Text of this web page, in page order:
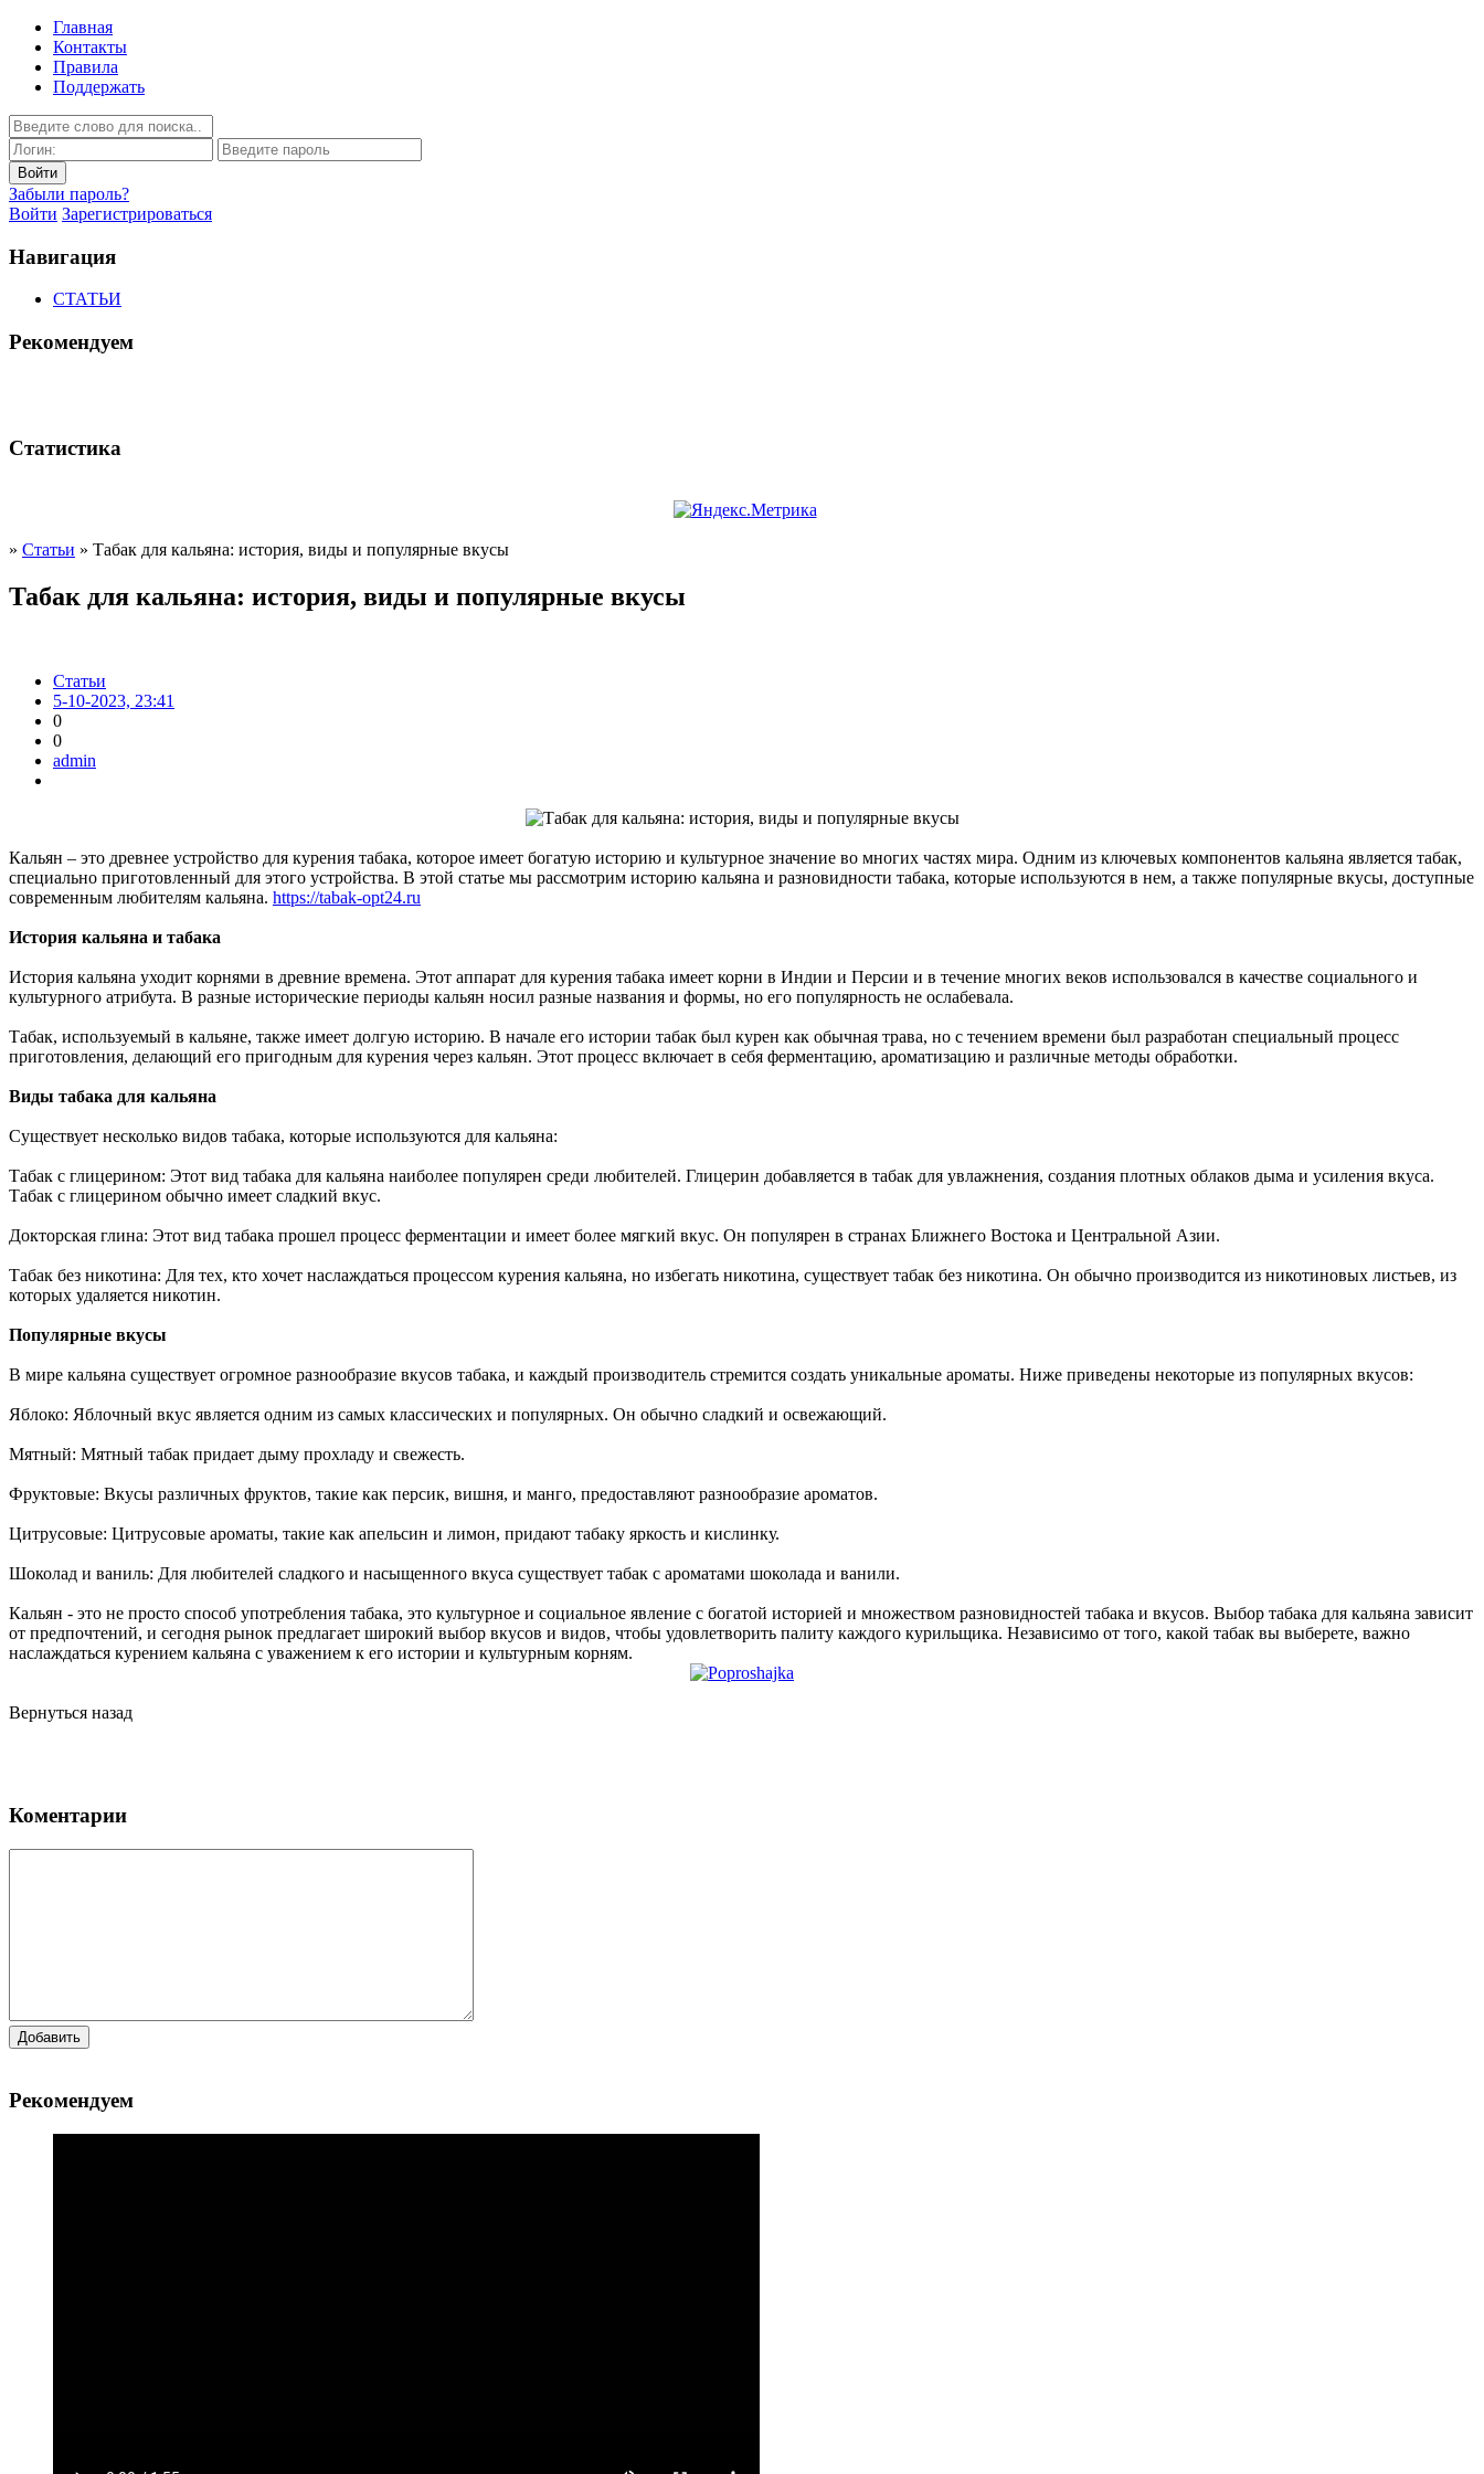
Главная
Контакты
Правила
Поддержать
Забыли пароль?
Войти Зарегистрироваться
Навигация
СТАТЬИ
Рекомендуем
Статистика
» Статьи » Табак для кальяна: история, виды и популярные вкусы
Табак для кальяна: история, виды и популярные вкусы
Статьи
5-10-2023, 23:41
0
0
admin
Кальян – это древнее устройство для курения табака, которое имеет богатую историю и культурное значение во многих частях мира. Одним из ключевых компонентов кальяна является табак,
специально приготовленный для этого устройства. В этой статье мы рассмотрим историю кальяна и разновидности табака, которые используются в нем, а также популярные вкусы, доступные
современным любителям кальяна. https://tabak-opt24.ru
История кальяна и табака
История кальяна уходит корнями в древние времена. Этот аппарат для курения табака имеет корни в Индии и Персии и в течение многих веков использовался в качестве социального и
культурного атрибута. В разные исторические периоды кальян носил разные названия и формы, но его популярность не ослабевала.
Табак, используемый в кальяне, также имеет долгую историю. В начале его истории табак был курен как обычная трава, но с течением времени был разработан специальный процесс
приготовления, делающий его пригодным для курения через кальян. Этот процесс включает в себя ферментацию, ароматизацию и различные методы обработки.
Виды табака для кальяна
Существует несколько видов табака, которые используются для кальяна:
Табак с глицерином: Этот вид табака для кальяна наиболее популярен среди любителей. Глицерин добавляется в табак для увлажнения, создания плотных облаков дыма и усиления вкуса.
Табак с глицерином обычно имеет сладкий вкус.
Докторская глина: Этот вид табака прошел процесс ферментации и имеет более мягкий вкус. Он популярен в странах Ближнего Востока и Центральной Азии.
Табак без никотина: Для тех, кто хочет наслаждаться процессом курения кальяна, но избегать никотина, существует табак без никотина. Он обычно производится из никотиновых листьев, из
которых удаляется никотин.
Популярные вкусы
В мире кальяна существует огромное разнообразие вкусов табака, и каждый производитель стремится создать уникальные ароматы. Ниже приведены некоторые из популярных вкусов:
Яблоко: Яблочный вкус является одним из самых классических и популярных. Он обычно сладкий и освежающий.
Мятный: Мятный табак придает дыму прохладу и свежесть.
Фруктовые: Вкусы различных фруктов, такие как персик, вишня, и манго, предоставляют разнообразие ароматов.
Цитрусовые: Цитрусовые ароматы, такие как апельсин и лимон, придают табаку яркость и кислинку.
Шоколад и ваниль: Для любителей сладкого и насыщенного вкуса существует табак с ароматами шоколада и ванили.
Кальян - это не просто способ употребления табака, это культурное и социальное явление с богатой историей и множеством разновидностей табака и вкусов. Выбор табака для кальяна зависит
от предпочтений, и сегодня рынок предлагает широкий выбор вкусов и видов, чтобы удовлетворить палиту каждого курильщика. Независимо от того, какой табак вы выберете, важно
наслаждаться курением кальяна с уважением к его истории и культурным корням.
Вернуться назад
Коментарии
Добавить
Рекомендуем